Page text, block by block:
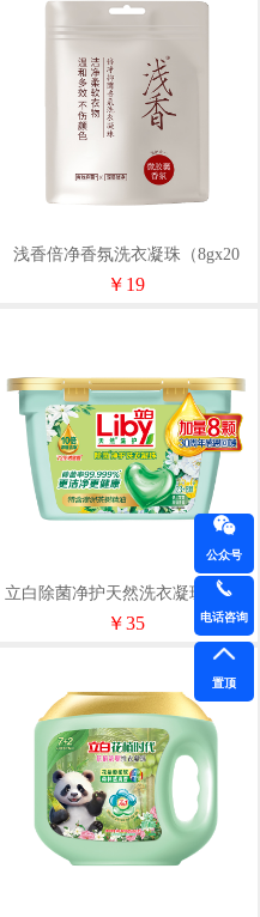
浅香倍净香氛洗衣凝珠（8gx20
颗）160g
￥19
立白除菌净护天然洗衣凝珠248克
(23+8颗)
￥35
公众号
电话咨询
置顶